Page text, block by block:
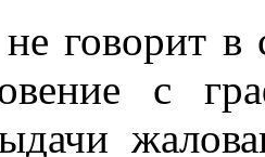
говорит в
с